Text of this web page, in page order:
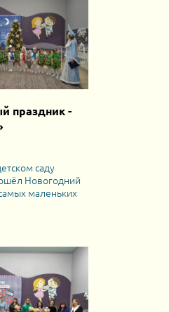
праздник -
саду
Новогодний
маленьких